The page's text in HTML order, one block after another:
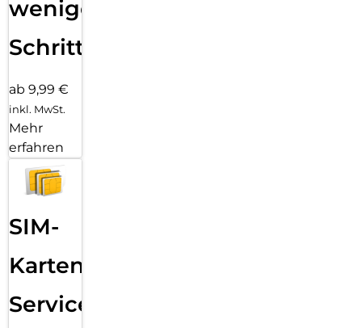
wenigen
Schritten
ab 9,99 €
inkl. MwSt.
Mehr
erfahren
SIM-
Karten
Service: